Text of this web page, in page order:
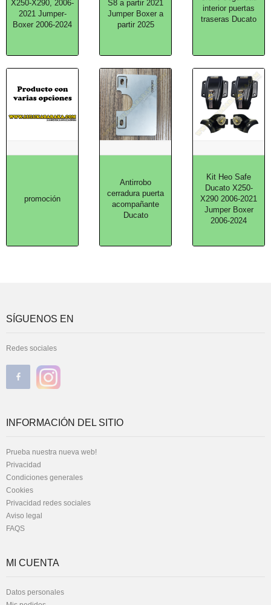
X250-X290, 2006-
2021 Jumper-
Boxer 2006-2024
S8 a partir 2021
Jumper Boxer a
partir 2025
interior puertas
traseras Ducato
promoción
Antirrobo
cerradura puerta
acompañante
Ducato
Kit Heo Safe
Ducato X250-
X290 2006-2021
Jumper Boxer
2006-2024
SÍGUENOS EN
Redes sociales
INFORMACIÓN DEL SITIO
Prueba nuestra nueva web!
Privacidad
Condiciones generales
Cookies
Privacidad redes sociales
Aviso legal
FAQS
MI CUENTA
Datos personales